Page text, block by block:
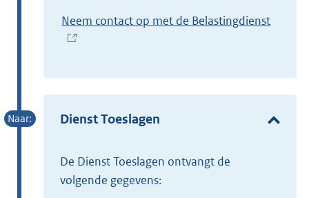
Neem contact op met de Belastingdienst
x
t
e
e
l
Dienst Toeslagen
de Dienst Toeslagen ontvangt de
volgende gegevens: